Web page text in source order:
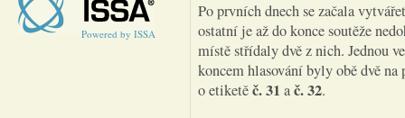
Powered by ISSA
Po prvních dnech se začala
ostatní je až do konce soutěže
místě střídaly dvě z nich. Jednou
koncem hlasování byly obě dvě
o etiketěč. 31 ač. 32.